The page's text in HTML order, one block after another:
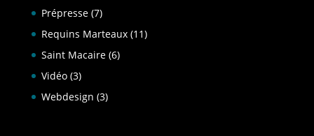
Prépresse(7)
Requins Marteaux(11)
Saint Macaire(6)
Vidéo(3)
Webdesign (3)